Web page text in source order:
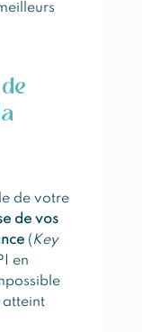
de votre
de vos
(Key
en
atteint